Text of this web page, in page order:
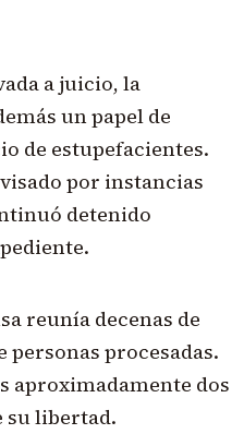
a juicio, la
un papel de
de estupefacientes.
por instancias
detenido
reunía decenas de
personas procesadas.
aproximadamente dos
su libertad.